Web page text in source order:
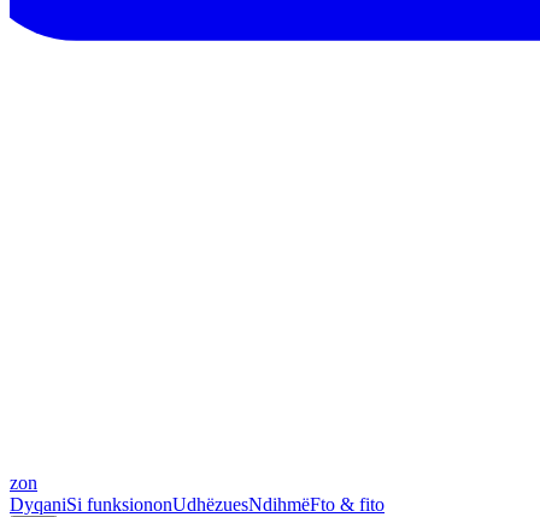
zon
DyqaniSi funksiononUdhëzuesNdihmëFto & fito